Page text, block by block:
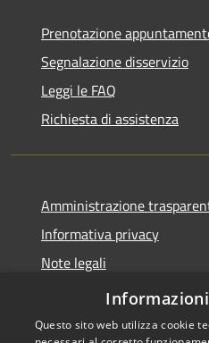
Prenotazione
Segnalazione disservizio
Leggi le FAQ
Richiesta di assistenza
Amministrazione
Informativa privacy
Note legali
Dichiarazione di accessibilità
Questo sito web utilizza cookie